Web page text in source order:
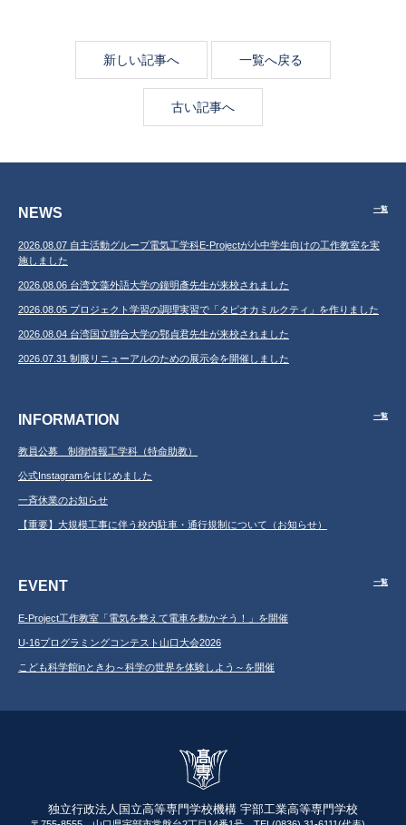
新しい記事へ 一覧へ戻る
古い記事へ
NEWS 一覧
2026.08.07 自主活動グループ電気工学科E-Projectが小中学生向けの工作教室を実
施しました
2026.08.06 台湾文藻外語大学の鐘明彥先生が来校されました
2026.08.05 プロジェクト学習の調理実習で「タピオカミルクティ」を作りました
2026.08.04 台湾国立聯合大学の鄂貞君先生が来校されました
2026.07.31 制服リニューアルのための展示会を開催しました
INFORMATION 一覧
教員公募 制御情報工学科（特命助教）
公式Instagramをはじめました
一斉休業のお知らせ
【重要】大規模工事に伴う校内駐車・通行規制について（お知らせ）
EVENT 一覧
E-Project工作教室「電気を整えて電車を動かそう！」を開催
U-16プログラミングコンテスト山口大会2026
こども科学館inときわ～科学の世界を体験しよう～を開催
独立行政法人国立高等専門学校機構 宇部工業高等専門学校